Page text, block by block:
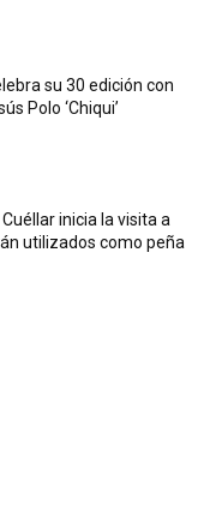
su 30 edición con
Polo ‘Chiqui’
inicia la visita a
utilizados como peña